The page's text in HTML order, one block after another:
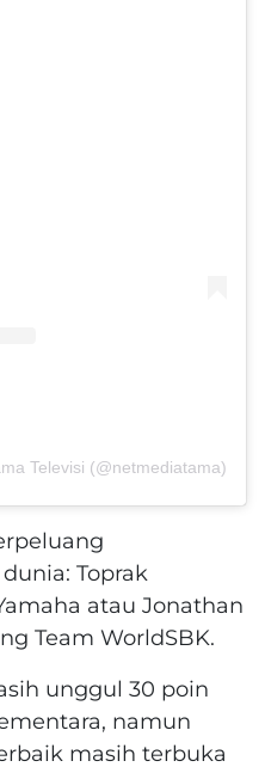
Televisi (@netmediatama)
Toprak
atau Jonathan
Team WorldSBK.
unggul 30 poin
namun
masih terbuka